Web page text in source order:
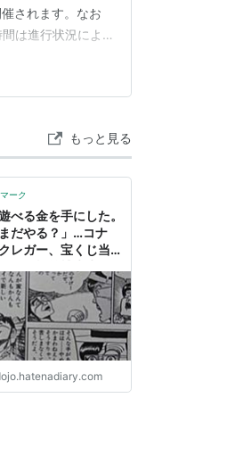
されます。なお
は進行状況によ
きます。↓↓ ■
もっと見る
ーク
べる金を手にした。
だやる？」…コナ
レガー、宝くじ当選
- INVISIBLE Dojo.
& COLORFUL